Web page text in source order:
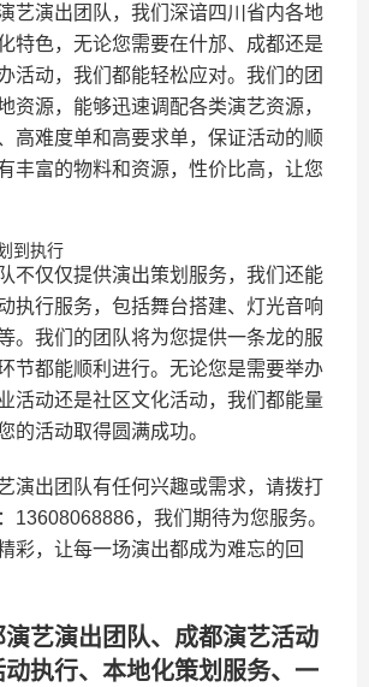
艺演出团队，我们深谙四川省内各地
特色，无论您需要在什邡、成都还是
活动，我们都能轻松应对。我们的团
资源，能够迅速调配各类演艺资源，
高难度单和高要求单，保证活动的顺
丰富的物料和资源，性价比高，让您
到执行
不仅仅提供演出策划服务，我们还能
执行服务，包括舞台搭建、灯光音响
。我们的团队将为您提供一条龙的服
节都能顺利进行。无论您是需要举办
活动还是社区文化活动，我们都能量
的活动取得圆满成功。
演出团队有任何兴趣或需求，请拨打
13608068886，我们期待为您服务。
彩，让每一场演出都成为难忘的回
艺演出团队、成都演艺活动
执行、本地化策划服务、一